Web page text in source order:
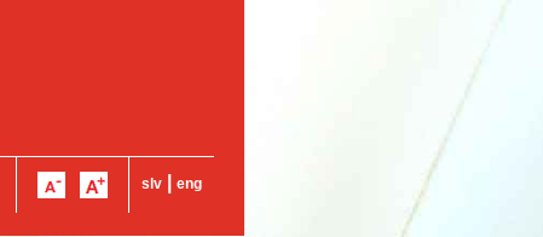
slv eng